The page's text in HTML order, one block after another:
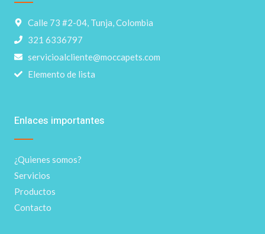
Enlaces importantes
¿Quienes somos?
Servicios
Productos
Contacto
Calle 73 #2-04, Tunja, Colombia
321 6336797
servicioalcliente@moccapets.com
Elemento de lista